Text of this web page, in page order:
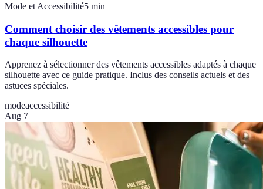
Mode et Accessibilité5 min
Comment choisir des vêtements accessibles pour
chaque silhouette
Apprenez à sélectionner des vêtements accessibles adaptés à chaque
silhouette avec ce guide pratique. Inclus des conseils actuels et des
astuces spéciales.
modeaccessibilité
Aug 7